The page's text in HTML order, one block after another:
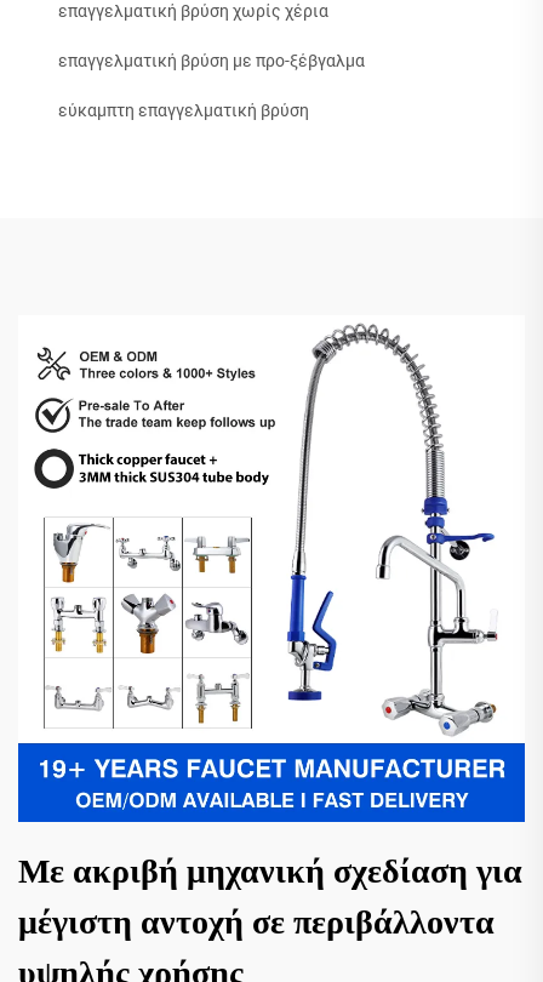
επαγγελματική βρύση χωρίς χέρια
επαγγελματική βρύση με προ-ξέβγαλμα
εύκαμπτη επαγγελματική βρύση
Με ακριβή μηχανική σχεδίαση για
μέγιστη αντοχή σε περιβάλλοντα
υψηλής χρήσης